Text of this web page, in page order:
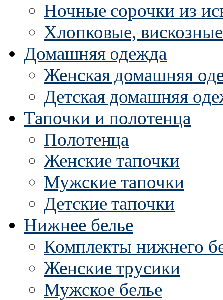
Ночные сорочки из
Хлопковые,
Домашняя одежда
Женская домашняя
Детская домашняя
Тапочки и полотенца
Полотенца
Женские тапочки
Мужские тапочки
Детские тапочки
Нижнее белье
Комплекты нижнего
Женские трусики
Мужское белье